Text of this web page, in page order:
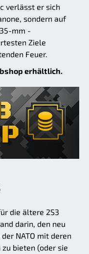
verlässt er sich
sondern auf
mm -
Ziele
Feuer.
erhältlich.
die ältere 2S3
darin, den neu
NATO mit deren
bieten (oder sie